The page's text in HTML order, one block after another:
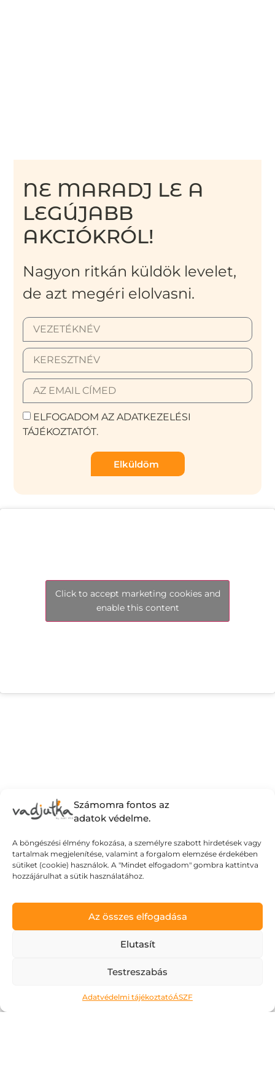
Számomra fontos az
adatok védelme.
A böngészési élmény fokozása, a személyre szabott hirdetések vagy
tartalmak megjelenítése, valamint a forgalom elemzése érdekében
sütiket (cookie) használok. A "Mindet elfogadom" gombra kattintva
hozzájárulhat a sütik használatához.
Az összes elfogadása
Elutasít
Testreszabás
Adatvédelmi tájékoztatóÁSZF
NE MARADJ LE A
LEGÚJABB
AKCIÓKRÓL!
Nagyon ritkán küldök levelet,
de azt megéri elolvasni.
ELFOGADOM AZ ADATKEZELÉSI
TÁJÉKOZTATÓT.
Elküldöm
Click to accept marketing cookies and
enable this content
Bemutatóterem
1053, Budapest Kossuth Lajos utca 14-16.
Nyitvatartásunk
H-P: 11:00-19:00, Szo: 10-14.
Elérhetőségeink
hello@vadjutka.hu